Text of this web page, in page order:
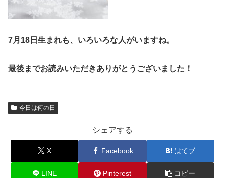
7月18日生まれも、いろいろな人がいますね。
最後までお読みいただきありがとうございました！
今日は何の日
シェアする
X Facebook はてブ
LINE Pinterest コピー